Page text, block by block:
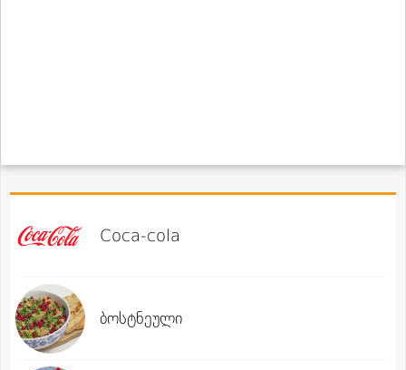
Coca-cola
ბოსტნეული